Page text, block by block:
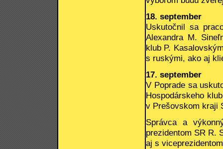
18. september
Uskutočnil sa
Alexandra M.
klub P.
s ruskými, ako aj
17. september
V Poprade sa
Hospodárskeho
v Prešovskom kraji
Správca a
prezidentom SR R.
aj s